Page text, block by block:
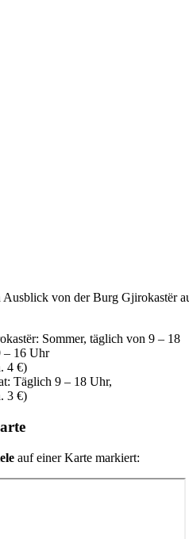
Ausblick von der Burg Gjirokastër
Sommer, täglich von 9 – 18
– 16 Uhr
4 €)
Täglich 9 – 18 Uhr,
3 €)
auf einer Karte markiert: